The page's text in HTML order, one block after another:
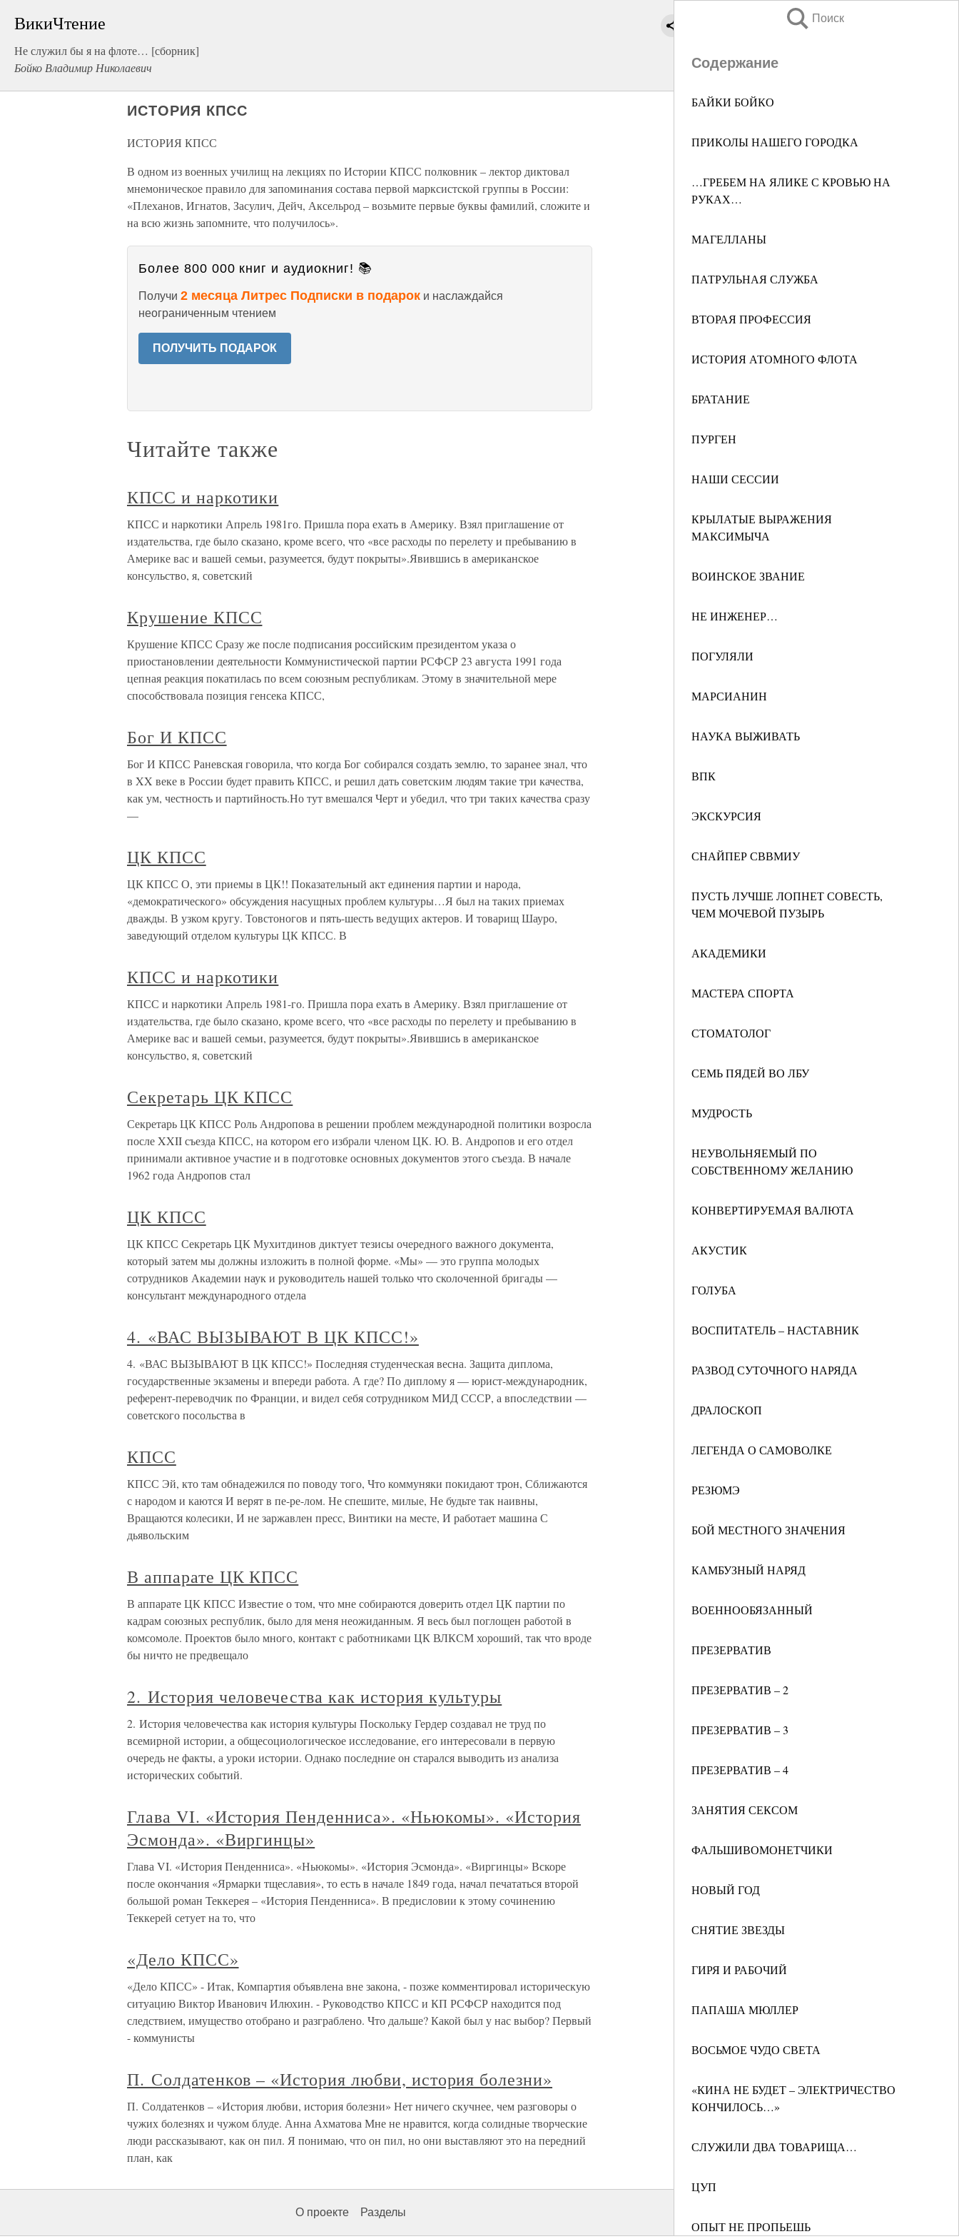
ВикиЧтение
Не служил бы я на флоте… [сборник]
Бойко Владимир Николаевич
Поиск
Содержание
БАЙКИ БОЙКО
ПРИКОЛЫ НАШЕГО ГОРОДКА
…ГРЕБЕМ НА ЯЛИКЕ С КРОВЬЮ НА
РУКАХ…
МАГЕЛЛАНЫ
ПАТРУЛЬНАЯ СЛУЖБА
ВТОРАЯ ПРОФЕССИЯ
ИСТОРИЯ АТОМНОГО ФЛОТА
БРАТАНИЕ
ПУРГЕН
НАШИ СЕССИИ
КРЫЛАТЫЕ ВЫРАЖЕНИЯ
МАКСИМЫЧА
ВОИНСКОЕ ЗВАНИЕ
НЕ ИНЖЕНЕР…
ПОГУЛЯЛИ
МАРСИАНИН
НАУКА ВЫЖИВАТЬ
ВПК
ЭКСКУРСИЯ
СНАЙПЕР СВВМИУ
ПУСТЬ ЛУЧШЕ ЛОПНЕТ СОВЕСТЬ,
ЧЕМ МОЧЕВОЙ ПУЗЫРЬ
АКАДЕМИКИ
МАСТЕРА СПОРТА
СТОМАТОЛОГ
СЕМЬ ПЯДЕЙ ВО ЛБУ
МУДРОСТЬ
НЕУВОЛЬНЯЕМЫЙ ПО
СОБСТВЕННОМУ ЖЕЛАНИЮ
КОНВЕРТИРУЕМАЯ ВАЛЮТА
АКУСТИК
ГОЛУБА
ВОСПИТАТЕЛЬ – НАСТАВНИК
РАЗВОД СУТОЧНОГО НАРЯДА
ДРАЛОСКОП
ЛЕГЕНДА О САМОВОЛКЕ
РЕЗЮМЭ
БОЙ МЕСТНОГО ЗНАЧЕНИЯ
КАМБУЗНЫЙ НАРЯД
ВОЕННООБЯЗАННЫЙ
ПРЕЗЕРВАТИВ
ПРЕЗЕРВАТИВ – 2
ПРЕЗЕРВАТИВ – 3
ПРЕЗЕРВАТИВ – 4
ЗАНЯТИЯ СЕКСОМ
ФАЛЬШИВОМОНЕТЧИКИ
НОВЫЙ ГОД
СНЯТИЕ ЗВЕЗДЫ
ГИРЯ И РАБОЧИЙ
ПАПАША МЮЛЛЕР
ВОСЬМОЕ ЧУДО СВЕТА
«КИНА НЕ БУДЕТ – ЭЛЕКТРИЧЕСТВО
КОНЧИЛОСЬ…»
СЛУЖИЛИ ДВА ТОВАРИЩА…
ЦУП
ОПЫТ НЕ ПРОПЬЕШЬ
ИСТОРИЯ КПСС
ИСТОРИЯ КПСС
В одном из военных училищ на лекциях по Истории КПСС полковник – лектор диктовал
мнемоническое правило для запоминания состава первой марксистской группы в России:
«Плеханов, Игнатов, Засулич, Дейч, Аксельрод – возьмите первые буквы фамилий, сложите и
на всю жизнь запомните, что получилось».
Более 800 000 книг и аудиокниг! 📚
Получи 2 месяца Литрес Подписки в подарок и наслаждайся
неограниченным чтением
ПОЛУЧИТЬ ПОДАРОК
Читайте также
КПСС и наркотики
КПСС и наркотики Апрель 1981го. Пришла пора ехать в Америку. Взял приглашение от
издательства, где было сказано, кроме всего, что «все расходы по перелету и пребыванию в
Америке вас и вашей семьи, разумеется, будут покрыты».Явившись в американское
консульство, я, советский
Крушение КПСС
Крушение КПСС Сразу же после подписания российским президентом указа о
приостановлении деятельности Коммунистической партии РСФСР 23 августа 1991 года
цепная реакция покатилась по всем союзным республикам. Этому в значительной мере
способствовала позиция генсека КПСС,
Бог И КПСС
Бог И КПСС Раневская говорила, что когда Бог собирался создать землю, то заранее знал, что
в XX веке в России будет править КПСС, и решил дать советским людям такие три качества,
как ум, честность и партийность.Но тут вмешался Черт и убедил, что три таких качества сразу
—
ЦК КПСС
ЦК КПСС О, эти приемы в ЦК!! Показательный акт единения партии и народа,
«демократического» обсуждения насущных проблем культуры…Я был на таких приемах
дважды. В узком кругу. Товстоногов и пять-шесть ведущих актеров. И товарищ Шауро,
заведующий отделом культуры ЦК КПСС. В
КПСС и наркотики
КПСС и наркотики Апрель 1981-го. Пришла пора ехать в Америку. Взял приглашение от
издательства, где было сказано, кроме всего, что «все расходы по перелету и пребыванию в
Америке вас и вашей семьи, разумеется, будут покрыты».Явившись в американское
консульство, я, советский
Секретарь ЦК КПСС
Секретарь ЦК КПСС Роль Андропова в решении проблем международной политики возросла
после XXII съезда КПСС, на котором его избрали членом ЦК. Ю. В. Андропов и его отдел
принимали активное участие и в подготовке основных документов этого съезда. В начале
1962 года Андропов стал
ЦК КПСС
ЦК КПСС Секретарь ЦК Мухитдинов диктует тезисы очередного важного документа,
который затем мы должны изложить в полной форме. «Мы» — это группа молодых
сотрудников Академии наук и руководитель нашей только что сколоченной бригады —
консультант международного отдела
4. «ВАС ВЫЗЫВАЮТ В ЦК КПСС!»
4. «ВАС ВЫЗЫВАЮТ В ЦК КПСС!» Последняя студенческая весна. Защита диплома,
государственные экзамены и впереди работа. А где? По диплому я — юрист-международник,
референт-переводчик по Франции, и видел себя сотрудником МИД СССР, а впоследствии —
советского посольства в
КПСС
КПСС Эй, кто там обнадежился по поводу того, Что коммуняки покидают трон, Сближаются
с народом и каются И верят в пе-ре-лом. Не спешите, милые, Не будьте так наивны,
Вращаются колесики, И не заржавлен пресс, Винтики на месте, И работает машина С
дьявольским
В аппарате ЦК КПСС
В аппарате ЦК КПСС Известие о том, что мне собираются доверить отдел ЦК партии по
кадрам союзных республик, было для меня неожиданным. Я весь был поглощен работой в
комсомоле. Проектов было много, контакт с работниками ЦК ВЛКСМ хороший, так что вроде
бы ничто не предвещало
2. История человечества как история культуры
2. История человечества как история культуры Поскольку Гердер создавал не труд по
всемирной истории, а общесоциологическое исследование, его интересовали в первую
очередь не факты, а уроки истории. Однако последние он старался выводить из анализа
исторических событий.
Глава VI. «История Пенденниса». «Ньюкомы». «История
Эсмонда». «Виргинцы»
Глава VI. «История Пенденниса». «Ньюкомы». «История Эсмонда». «Виргинцы» Вскоре
после окончания «Ярмарки тщеславия», то есть в начале 1849 года, начал печататься второй
большой роман Теккерея – «История Пенденниса». В предисловии к этому сочинению
Теккерей сетует на то, что
«Дело КПСС»
«Дело КПСС» - Итак, Компартия объявлена вне закона, - позже комментировал историческую
ситуацию Виктор Иванович Илюхин. - Руководство КПСС и КП РСФСР находится под
следствием, имущество отобрано и разграблено. Что дальше? Какой был у нас выбор? Первый
- коммунисты
П. Солдатенков – «История любви, история болезни»
П. Солдатенков – «История любви, история болезни» Нет ничего скучнее, чем разговоры о
чужих болезнях и чужом блуде. Анна Ахматова Мне не нравится, когда солидные творческие
люди рассказывают, как он пил. Я понимаю, что он пил, но они выставляют это на передний
план, как
О проекте Разделы